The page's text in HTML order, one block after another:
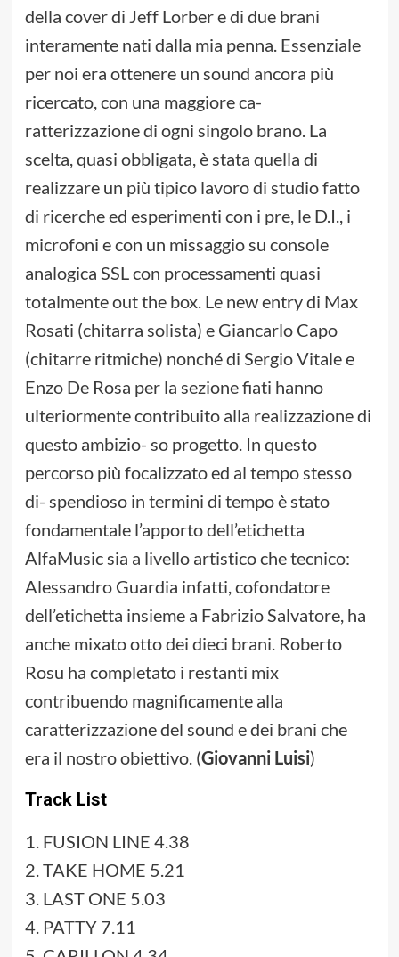
della cover di Jeff Lorber e di due brani
interamente nati dalla mia penna. Essenziale
per noi era ottenere un sound ancora più
ricercato, con una maggiore ca-
ratterizzazione di ogni singolo brano. La
scelta, quasi obbligata, è stata quella di
realizzare un più tipico lavoro di studio fatto
di ricerche ed esperimenti con i pre, le D.I., i
microfoni e con un missaggio su console
analogica SSL con processamenti quasi
totalmente out the box. Le new entry di Max
Rosati (chitarra solista) e Giancarlo Capo
(chitarre ritmiche) nonché di Sergio Vitale e
Enzo De Rosa per la sezione fiati hanno
ulteriormente contribuito alla realizzazione di
questo ambizio- so progetto. In questo
percorso più focalizzato ed al tempo stesso
di- spendioso in termini di tempo è stato
fondamentale l’apporto dell’etichetta
AlfaMusic sia a livello artistico che tecnico:
Alessandro Guardia infatti, cofondatore
dell’etichetta insieme a Fabrizio Salvatore, ha
anche mixato otto dei dieci brani. Roberto
Rosu ha completato i restanti mix
contribuendo magnificamente alla
caratterizzazione del sound e dei brani che
era il nostro obiettivo. (Giovanni Luisi)
Track List
1. FUSION LINE 4.38
2. TAKE HOME 5.21
3. LAST ONE 5.03
4. PATTY 7.11